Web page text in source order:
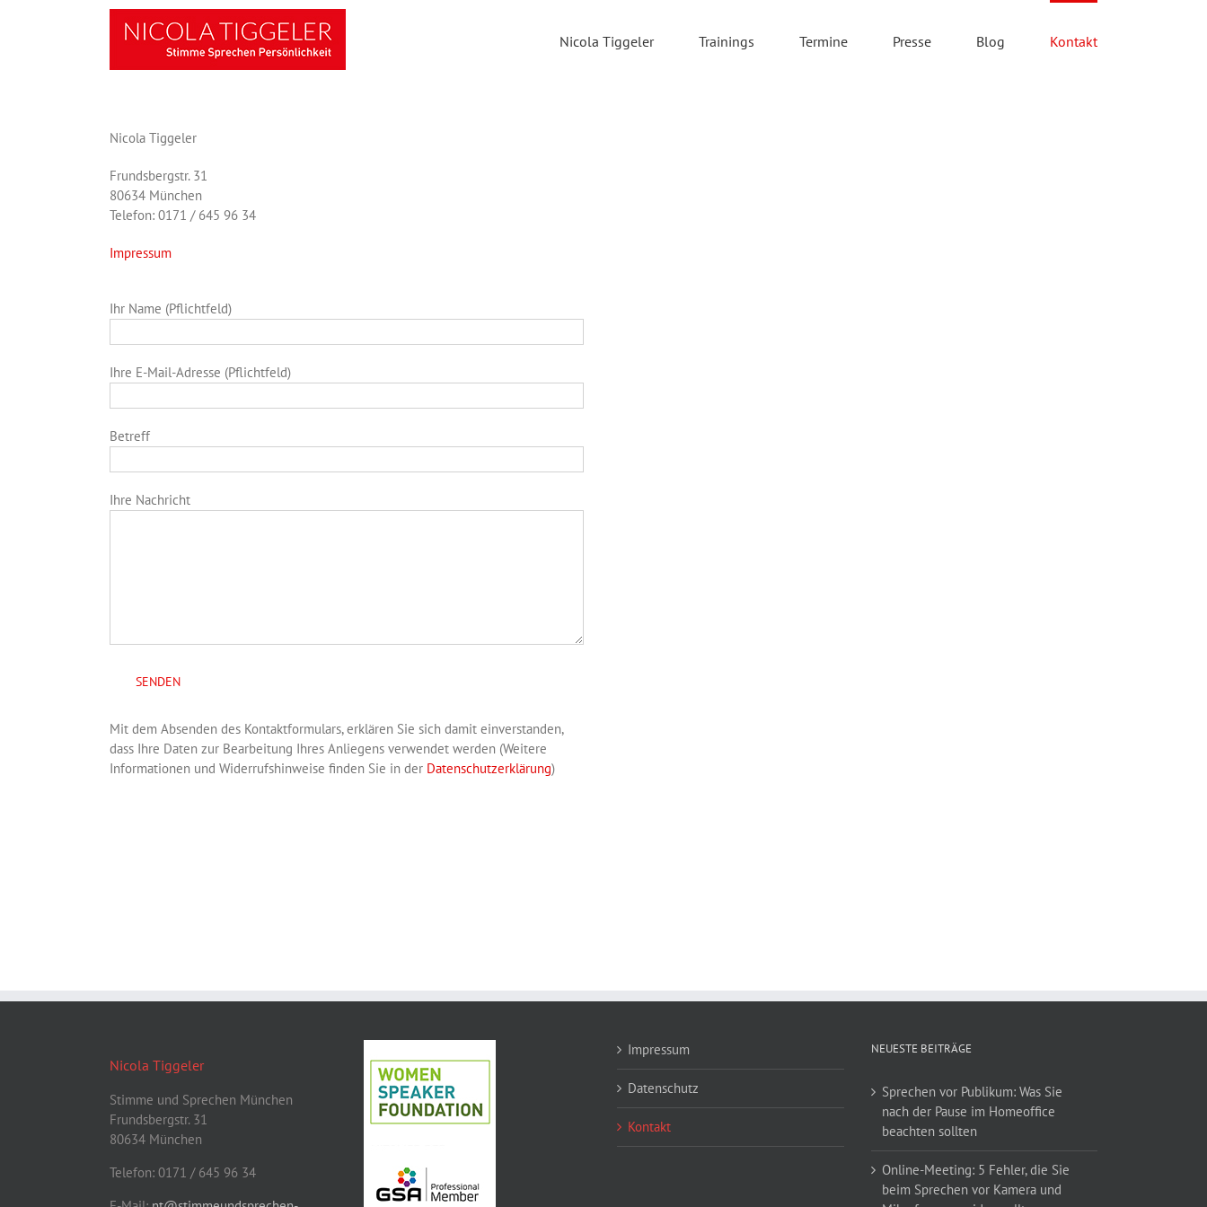
Nicola Tiggeler Trainings Termine Presse Blog Kontakt
Nicola Tiggeler
Frundsbergstr. 31
80634 München
Telefon: 0171 / 645 96 34
Impressum
Ihr Name (Pflichtfeld)
Ihre E-Mail-Adresse (Pflichtfeld)
Betreff
Ihre Nachricht
Mit dem Absenden des Kontaktformulars, erklären Sie sich damit einverstanden,
dass Ihre Daten zur Bearbeitung Ihres Anliegens verwendet werden (Weitere
Informationen und Widerrufshinweise finden Sie in der Datenschutzerklärung)
Nicola Tiggeler
Stimme und Sprechen München
Frundsbergstr. 31
80634 München
Telefon: 0171 / 645 96 34
Impressum
Datenschutz
Kontakt
NEUESTE BEITRÄGE
Sprechen vor Publikum: Was Sie
nach der Pause im Homeoffice
beachten sollten
Online-Meeting: 5 Fehler, die Sie
beim Sprechen vor Kamera und